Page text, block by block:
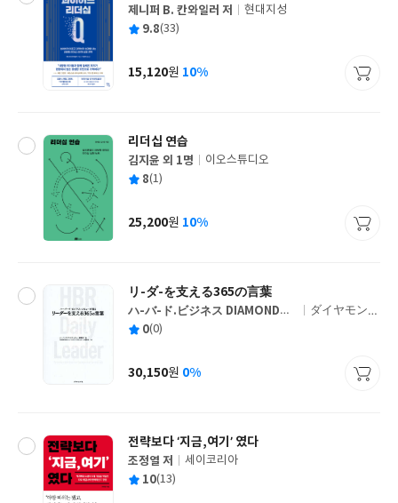
글
쓴
제니퍼 B. 칸와일러 저
출
사
현대지성
평 9.8(33)
가
15,120원 10%
리더십 연습
글
쓴
김지윤 외 1명
출
사
이오스튜디오
평 8(1)
가
25,200원 10%
リ-ダ-を支える365の言葉
글
쓴
ハ-バ-ド.ビジネス DIAMONDハ-
バ 저
출
사
ダイヤモンド
평 0(0)
가
30,150원 0%
전략보다 ‘지금,여기’ 였다
글
쓴
조정열 저
출
세이코리아
평 10(13)